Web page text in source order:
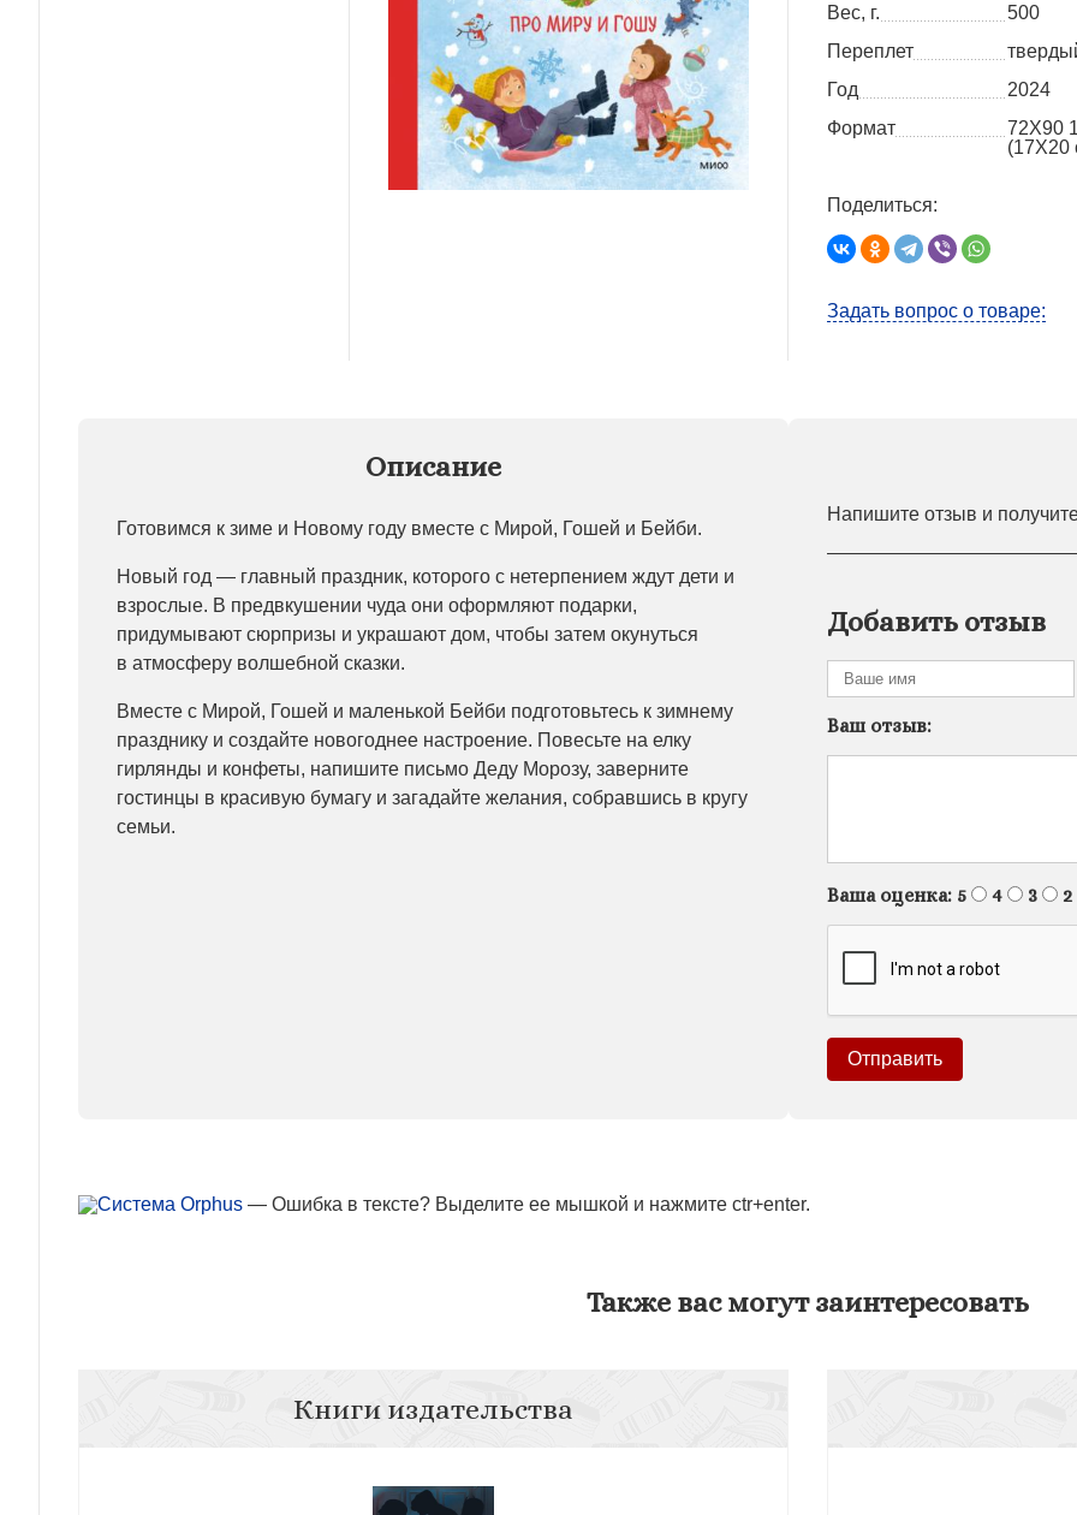
Вес, г.
500
Переплет
Год
2024
Формат
72Х90
(17Х20
Поделиться:
Задать вопрос о товаре:
Описание
Готовимся к зиме и Новому году вместе с Мирой, Гошей и Бейби.
Новый год — главный праздник, которого с нетерпением ждут дети и
взрослые. В предвкушении чуда они оформляют подарки,
придумывают сюрпризы и украшают дом, чтобы затем окунуться
в атмосферу волшебной сказки.
Вместе с Мирой, Гошей и маленькой Бейби подготовьтесь к зимнему
празднику и создайте новогоднее настроение. Повесьте на елку
гирлянды и конфеты, напишите письмо Деду Морозу, заверните
гостинцы в красивую бумагу и загадайте желания, собравшись в кругу
семьи.
Напишите отзыв и
Добавить отзыв
Ваш отзыв:
Ваша оценка: 5 4 3 2
— Ошибка в тексте? Выделите ее мышкой и нажмите ctr+enter.
Также вас могут заинтересовать
Книги издательства